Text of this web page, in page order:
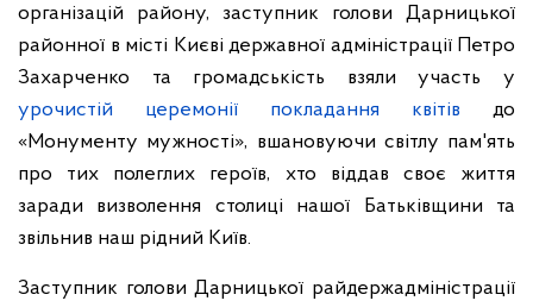
організацій району, заступник голови Дарницької
районної в місті Києві державної адміністрації Петро
Захарченко та громадськість взяли участь у
урочистій церемонії покладання квітів до
«Монументу мужності», вшановуючи світлу пам'ять
про тих полеглих героїв, хто віддав своє життя
заради визволення столиці нашої Батьківщини та
звільнив наш рідний Київ.
Заступник голови Дарницької райдержадміністрації